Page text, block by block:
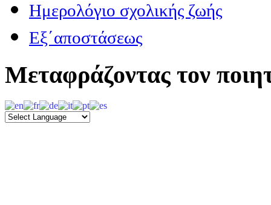
Ημερολόγιο σχολικής ζωής
Εξ΄αποστάσεως
Μεταφράζοντας τον